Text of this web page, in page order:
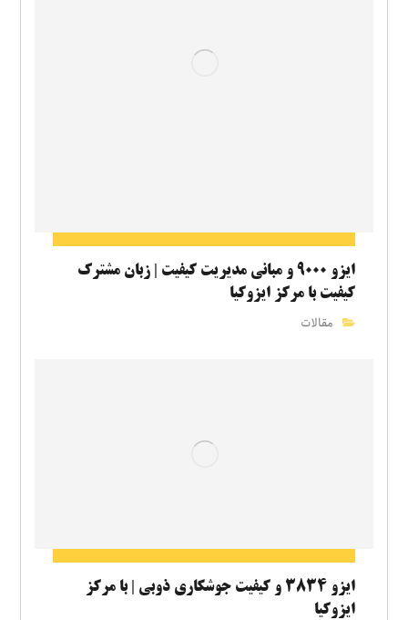
ایزو ۹۰۰۰ و مبانی مدیریت کیفیت | زبان مشترک
کیفیت با مرکز ایزوکیا
مقالات
ایزو ۳۸۳۴ و کیفیت جوشکاری ذوبی | با مرکز
ایزوکیا